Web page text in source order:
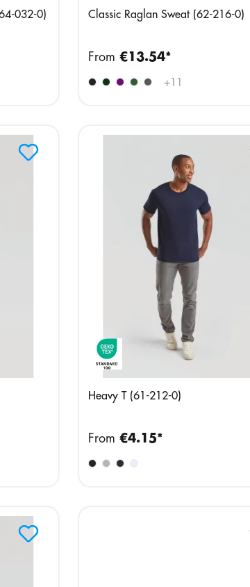
032-0) Classic Raglan Sweat (62-216-0)
+11
From €13.54*
Heavy T (61-212-0)
From €4.15*